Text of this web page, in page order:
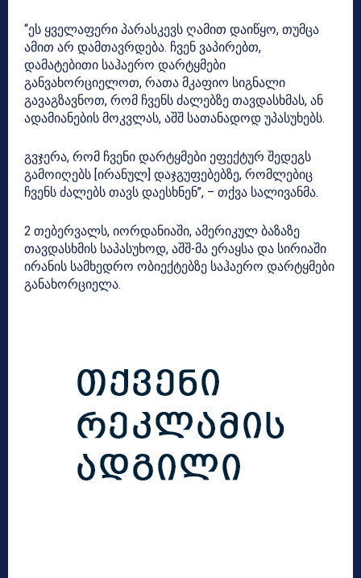
“ეს ყველაფერი პარასკევს ღამით დაიწყო, თუმცა
ამით არ დამთავრდება. ჩვენ ვაპირებთ,
დამატებითი საჰაერო დარტყმები
განვახორციელოთ, რათა მკაფიო სიგნალი
გავაგზავნოთ, რომ ჩვენს ძალებზე თავდასხმას, ან
ადამიანების მოკვლას, აშშ სათანადოდ უპასუხებს.
გვჯერა, რომ ჩვენი დარტყმები ეფექტურ შედეგს
გამოიღებს [ირანულ] დაჯგუფებებზე, რომლებიც
ჩვენს ძალებს თავს დაესხნენ”, – თქვა სალივანმა.
2 თებერვალს, იორდანიაში, ამერიკულ ბაზაზე
თავდასხმის საპასუხოდ, აშშ-მა ერაყსა და სირიაში
ირანის სამხედრო ობიექტებზე საჰაერო დარტყმები
განახორციელა.